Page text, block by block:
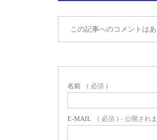
この記事へのコメントはあ
名前 ( 必須 )
E-MAIL ( 必須 ) - 公開され